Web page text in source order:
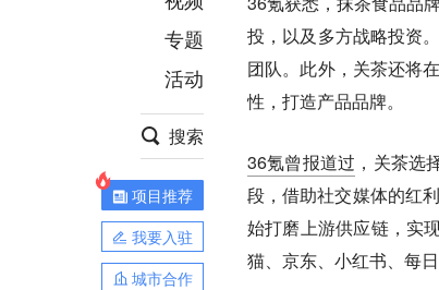
项目推荐
安徽
专题
活动
搜索
项目推荐
我要入驻
城市合作
投，以及多方战略投资
团队。此外，关茶还将
性，打造产品品牌。
36氪曾报道过 ，关茶选
段，借助社交媒体的红
始打磨上游供应链，实
猫、京东、小红书、每